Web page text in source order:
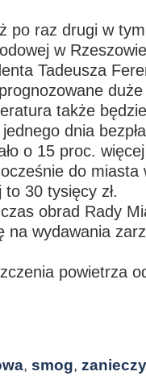
po raz drugi w
w
Tadeusza
także
dnia
o 15 proc.
do miasta
30 tysięcy zł.
obrad Rady
na wydawania
powietrza
, smog,